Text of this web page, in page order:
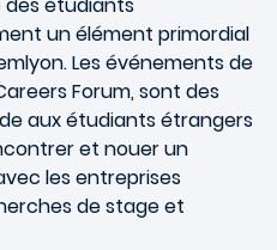
un élément primordial
Les événements de
Forum, sont des
aux étudiants étrangers
et nouer un
les entreprises
de stage et